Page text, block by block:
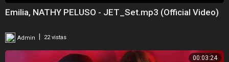
Emilia, NATHY PELUSO - JET_Set.mp3 (Official Video)
Admin 22 vistas
00:03:24